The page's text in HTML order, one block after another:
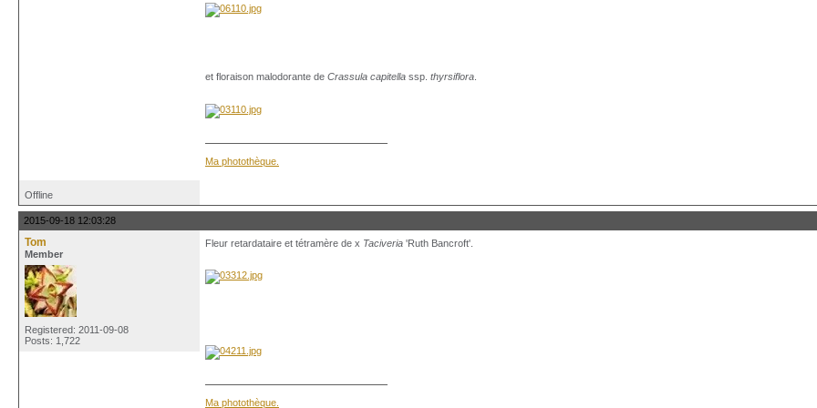
et floraison malodorante de Crassula capitella ssp. thyrsiflora
Ma photothèque.
Offline
2015-09-18 12:03:28
Tom
Member
Registered: 2011-09-08
Posts: 1,722
Fleur retardataire et tétramère de x Taciveria 'Ruth Bancroft'.
Ma photothèque.